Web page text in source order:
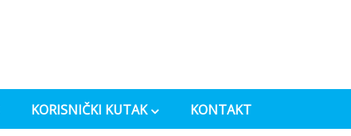
KORISNIČKI KUTAK KONTAKT